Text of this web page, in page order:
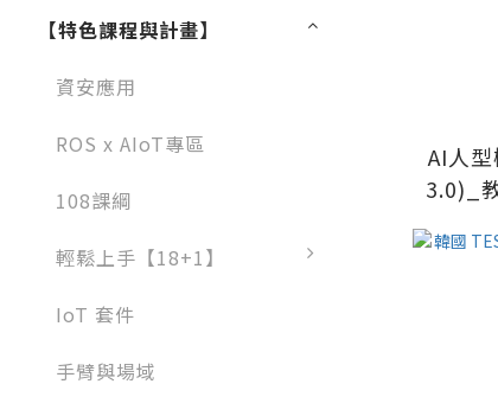
【特色課程與計畫】
資安應用
ROS x AIoT專區
108課綱
輕鬆上手【18+1】
IoT 套件
手臂與場域
AI人
3.0)_